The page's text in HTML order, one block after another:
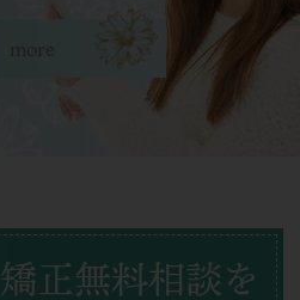
矯正無料相談を